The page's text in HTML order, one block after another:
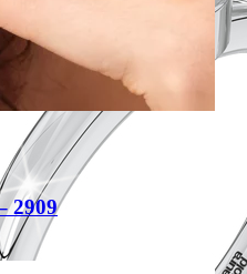
2909